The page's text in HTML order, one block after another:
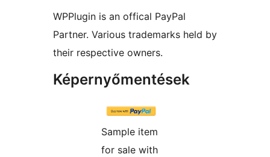
WPPlugin is an offical PayPal
Partner. Various trademarks held by
their respective owners.
Képernyőmentések
Sample item
for sale with